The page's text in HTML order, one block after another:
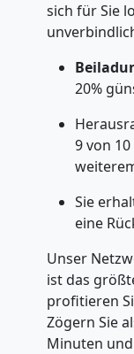
sich für Sie
20%
9 von
Sie
eine
Unser
ist das
profitieren
Zögern Sie
Minuten